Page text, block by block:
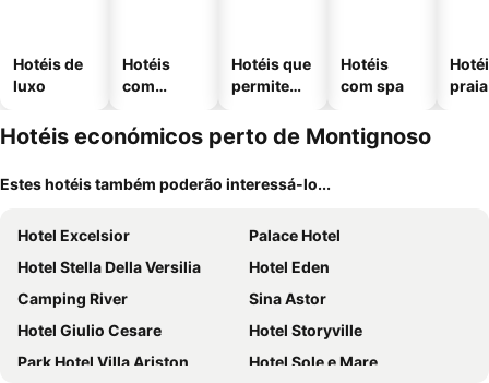
Hotéis de
luxo
Hotéis
com
Hotéis que
permitem
Hotéis
com spa
praia
Hotéis económicos perto de Montignoso
Estes hotéis também poderão interessá-lo...
Hotel Excelsior
Palace Hotel
Hotel Stella Della Versilia
Hotel Eden
Camping River
Sina Astor
Hotel Giulio Cesare
Hotel Storyville
Park Hotel Villa Ariston
Hotel Sole e Mare